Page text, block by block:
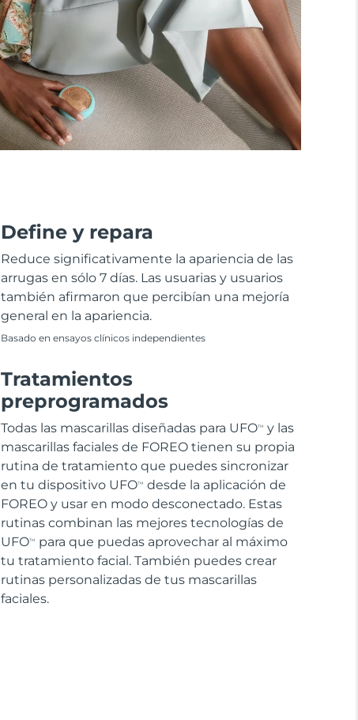
Define y repara
Reduce significativamente la apariencia de las
arrugas en sólo 7 días. Las usuarias y usuarios
también afirmaron que percibían una mejoría
general en la apariencia.
Basado en ensayos clínicos independientes
Tratamientos
preprogramados
Todas las mascarillas diseñadas para UFOTM
y las
mascarillas faciales de FOREO tienen su propia
rutina de tratamiento que puedes sincronizar
en tu dispositivo UFOTM
desde la aplicación de
FOREO y usar en modo desconectado. Estas
rutinas combinan las mejores tecnologías de
UFOTM
para que puedas aprovechar al máximo
tu tratamiento facial. También puedes crear
rutinas personalizadas de tus mascarillas
faciales.